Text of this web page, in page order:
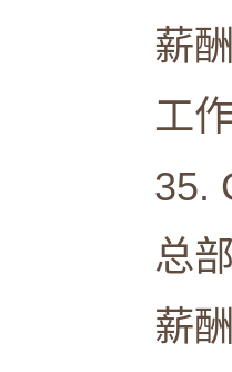
薪酬
工作
35.
总部:
薪酬